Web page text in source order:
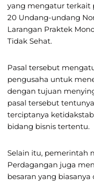
yang mengatur terkait
20 Undang-undang
Larangan Praktek
Tidak Sehat.
Pasal tersebut
pengusaha untuk
dengan tujuan
pasal tersebut
terciptanya
bidang bisnis tertentu.
Selain itu, pemerintah
Perdagangan juga
besaran yang